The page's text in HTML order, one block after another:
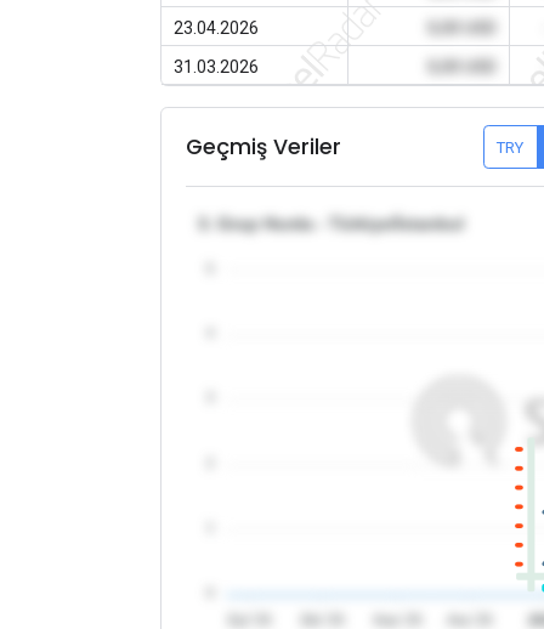
23.04.2026
31.03.2026
Geçmiş Veriler TRY
3. Grup Hurda - Türkiye/İstanbul